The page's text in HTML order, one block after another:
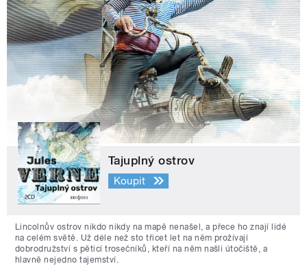
Tajuplný ostrov
Koupit
Lincolnův ostrov nikdo nikdy na mapě nenašel, a přece ho znají lidé
na celém světě. Už déle než sto třicet let na něm prožívají
dobrodružství s pěticí trosečníků, kteří na něm našli útočiště, a
hlavně nejedno tajemství.